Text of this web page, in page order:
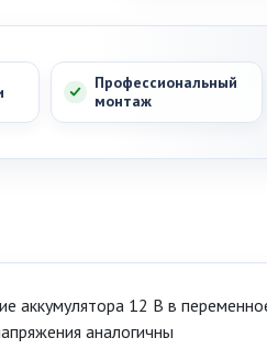
Профессиональный
монтаж
аккумулятора 12 В в
аналогичны